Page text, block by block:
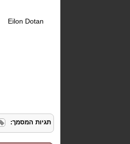
Eilon Dotan
תגיות המסמך: